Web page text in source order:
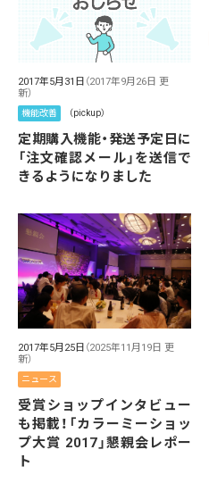
2017年5月31日 （2017年9月26日 更
新）
機能改善 （pickup）
定期購入機能・発送予定日に
「注文確認メール」を送信で
きるようになりました
2017年5月25日 （2025年11月19日 更
新）
ニュース
受賞ショップインタビュー
も掲載！「カラーミーショッ
プ大賞 2017」懇親会レポー
ト